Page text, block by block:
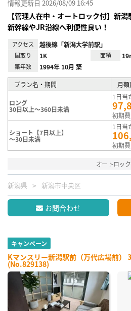
情報更新日 2026/08/09 16:45
【管理人在中・オートロック付】新
新幹線やJR沿線へ利便性良い！
アクセス 越後線「新潟大学前駅」
間取り 1K 面積
築年数 1994年 10月 築
プラン名・期間 月
ロング
30日以上～360日未満
1日当
初期
ショート【7日以上】
～30日未満
1日当
初期
オートロック
新潟県 新潟市中央区
お問合わせ
キャンペーン
Kマンスリー新潟駅前（万代広場前）
(No.829138)